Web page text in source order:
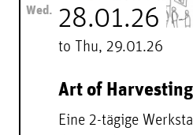
Wed. 28.01.26
to Thu, 29.01.26
Art of
Eine 2-tägige